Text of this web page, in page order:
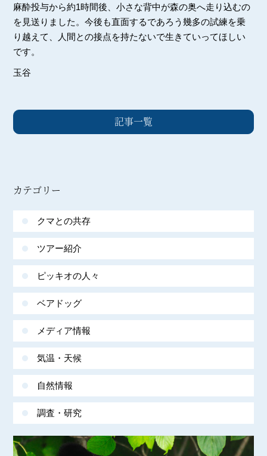
麻酔投与から約1時間後、小さな背中が森の奥へ走り込むの
を見送りました。今後も直面するであろう幾多の試練を乗
り越えて、人間との接点を持たないで生きていってほしい
です。
玉谷
記事一覧
カテゴリー
クマとの共存
ツアー紹介
ピッキオの人々
ベアドッグ
メディア情報
気温・天候
自然情報
調査・研究